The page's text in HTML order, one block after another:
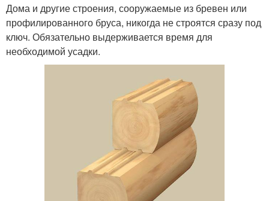
Дома и другие строения, сооружаемые из бревен или
профилированного бруса, никогда не строятся сразу под
ключ. Обязательно выдерживается время для
необходимой усадки.